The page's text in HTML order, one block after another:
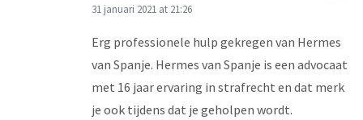
31 januari 2021 at 21:26
Erg professionele hulp gekregen van Hermes
van Spanje. Hermes van Spanje is een advocaat
met 16 jaar ervaring in strafrecht en dat merk
je ook tijdens dat je geholpen wordt.